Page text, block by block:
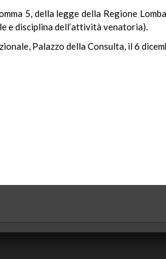
5, della legge della Regione
e disciplina dell’attività venatoria).
Palazzo della Consulta, il 6